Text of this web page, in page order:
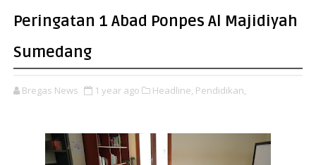
Peringatan 1 Abad Ponpes Al Majidiyah
Sumedang
Bregas News 1 year ago Headline, Pendidikan,